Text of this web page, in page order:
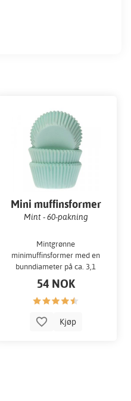
Mini muffinsformer
Mint - 60-pakning
Mintgrønne
minimuffinsformer med en
bunndiameter på ca. 3,1
cm. Perfekt til muffins eller
andre små godbiter!
54 NOK
Kjøp